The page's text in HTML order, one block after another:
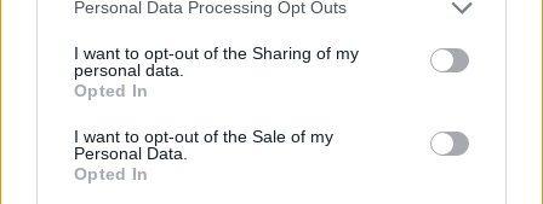
Personal Data Processing Opt Outs
I want to opt-out of the Sharing of my
personal data.
Opted In
I want to opt-out of the Sale of my
Personal Data.
Opted In